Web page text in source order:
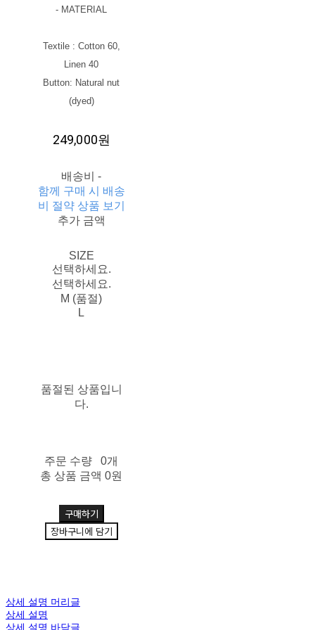
- MATERIAL
Textile : Cotton 60,
Linen 40
Button: Natural nut
(dyed)
249,000원
배송비-
함께 구매 시 배송
비 절약 상품 보기
추가 금액
SIZE
선택하세요.
선택하세요.
M (품절)
L
품절된 상품입니
다.
주문 수량
0개
총 상품 금액 0원
구매하기
장바구니에 담기
상세 설명 머리글
상세 설명
상세 설명 바닥글